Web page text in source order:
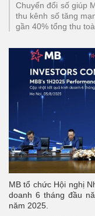
Chuyển đổi số giúp
thu kênh số tăng
gần 40% tổng thu
MB tổ chức Hội nghị
doanh 6 tháng đầu
năm 2025.